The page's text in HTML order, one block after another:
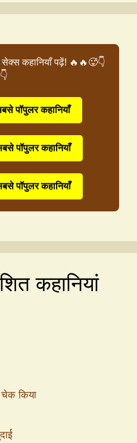
कहानियाँ पढ़ें! 🔥🔥🥵👇
👇
पॉपुलर कहानियाँ
पॉपुलर कहानियाँ
पॉपुलर कहानियाँ
कहानियां
किया